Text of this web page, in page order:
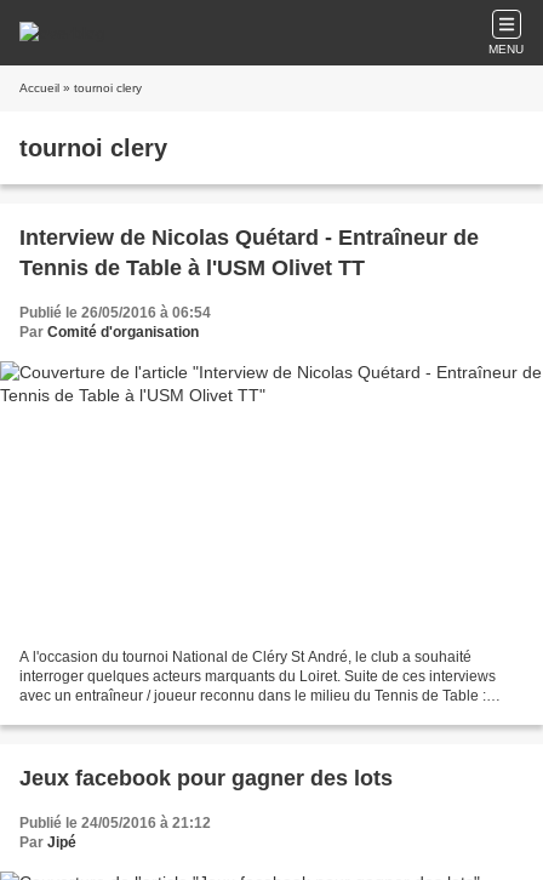
MENU
Accueil » tournoi clery
tournoi clery
Interview de Nicolas Quétard - Entraîneur de
Tennis de Table à l'USM Olivet TT
Publié le 26/05/2016 à 06:54
Par Comité d'organisation
A l'occasion du tournoi National de Cléry St André, le club a souhaité
interroger quelques acteurs marquants du Loiret. Suite de ces interviews
avec un entraîneur / joueur reconnu dans le milieu du Tennis de Table :
Jeux facebook pour gagner des lots
Publié le 24/05/2016 à 21:12
Par Jipé